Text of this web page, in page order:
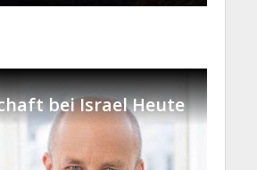
bei Israel Heute